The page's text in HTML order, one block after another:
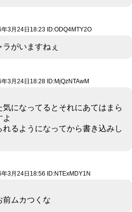
3月24日18:23 ID:ODQ4MTY2O
がいますねぇ
3月24日18:28 ID:MjQzNTAwM
になってるとそれにあてはまら
よ
るようになってから書き込みし
3月24日18:56 ID:NTExMDY1N
前ムカつくな